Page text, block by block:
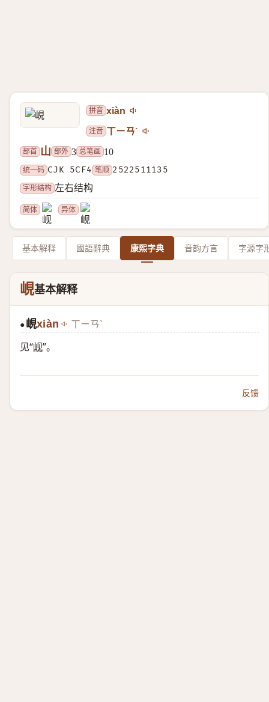
拼音 xiàn
注音 ㄒㄧㄢˋ
部首 山 部外 3 总笔画 10
统一码 CJK 5CF4 笔顺 2522511135
字形结构 左右结构
简体 异体
基本解释 國語辭典 康熙字典 音韵方言 字源字
峴基本解释
● 峴xiàn ㄒㄧㄢˋ
见“岘”。
反馈